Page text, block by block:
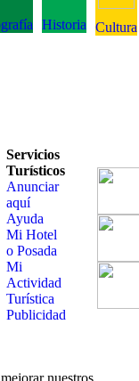
Historia Cultura
Servicios
Turísticos
Anunciar
aquí
Ayuda
Mi Hotel
o Posada
Mi
Actividad
Turística
Publicidad
nuestros